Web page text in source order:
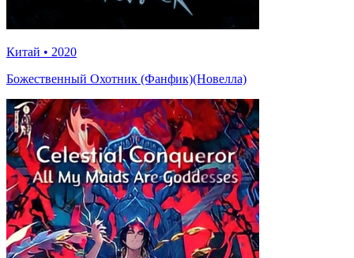
Китай • 2020
Божественный Охотник (Фанфик)(Новелла)